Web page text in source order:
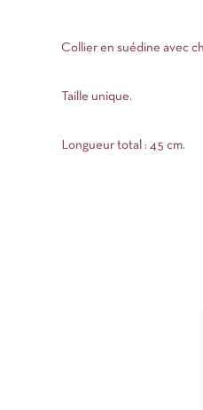
Collier en suédine avec
Taille unique.
Longueur total : 45 cm.